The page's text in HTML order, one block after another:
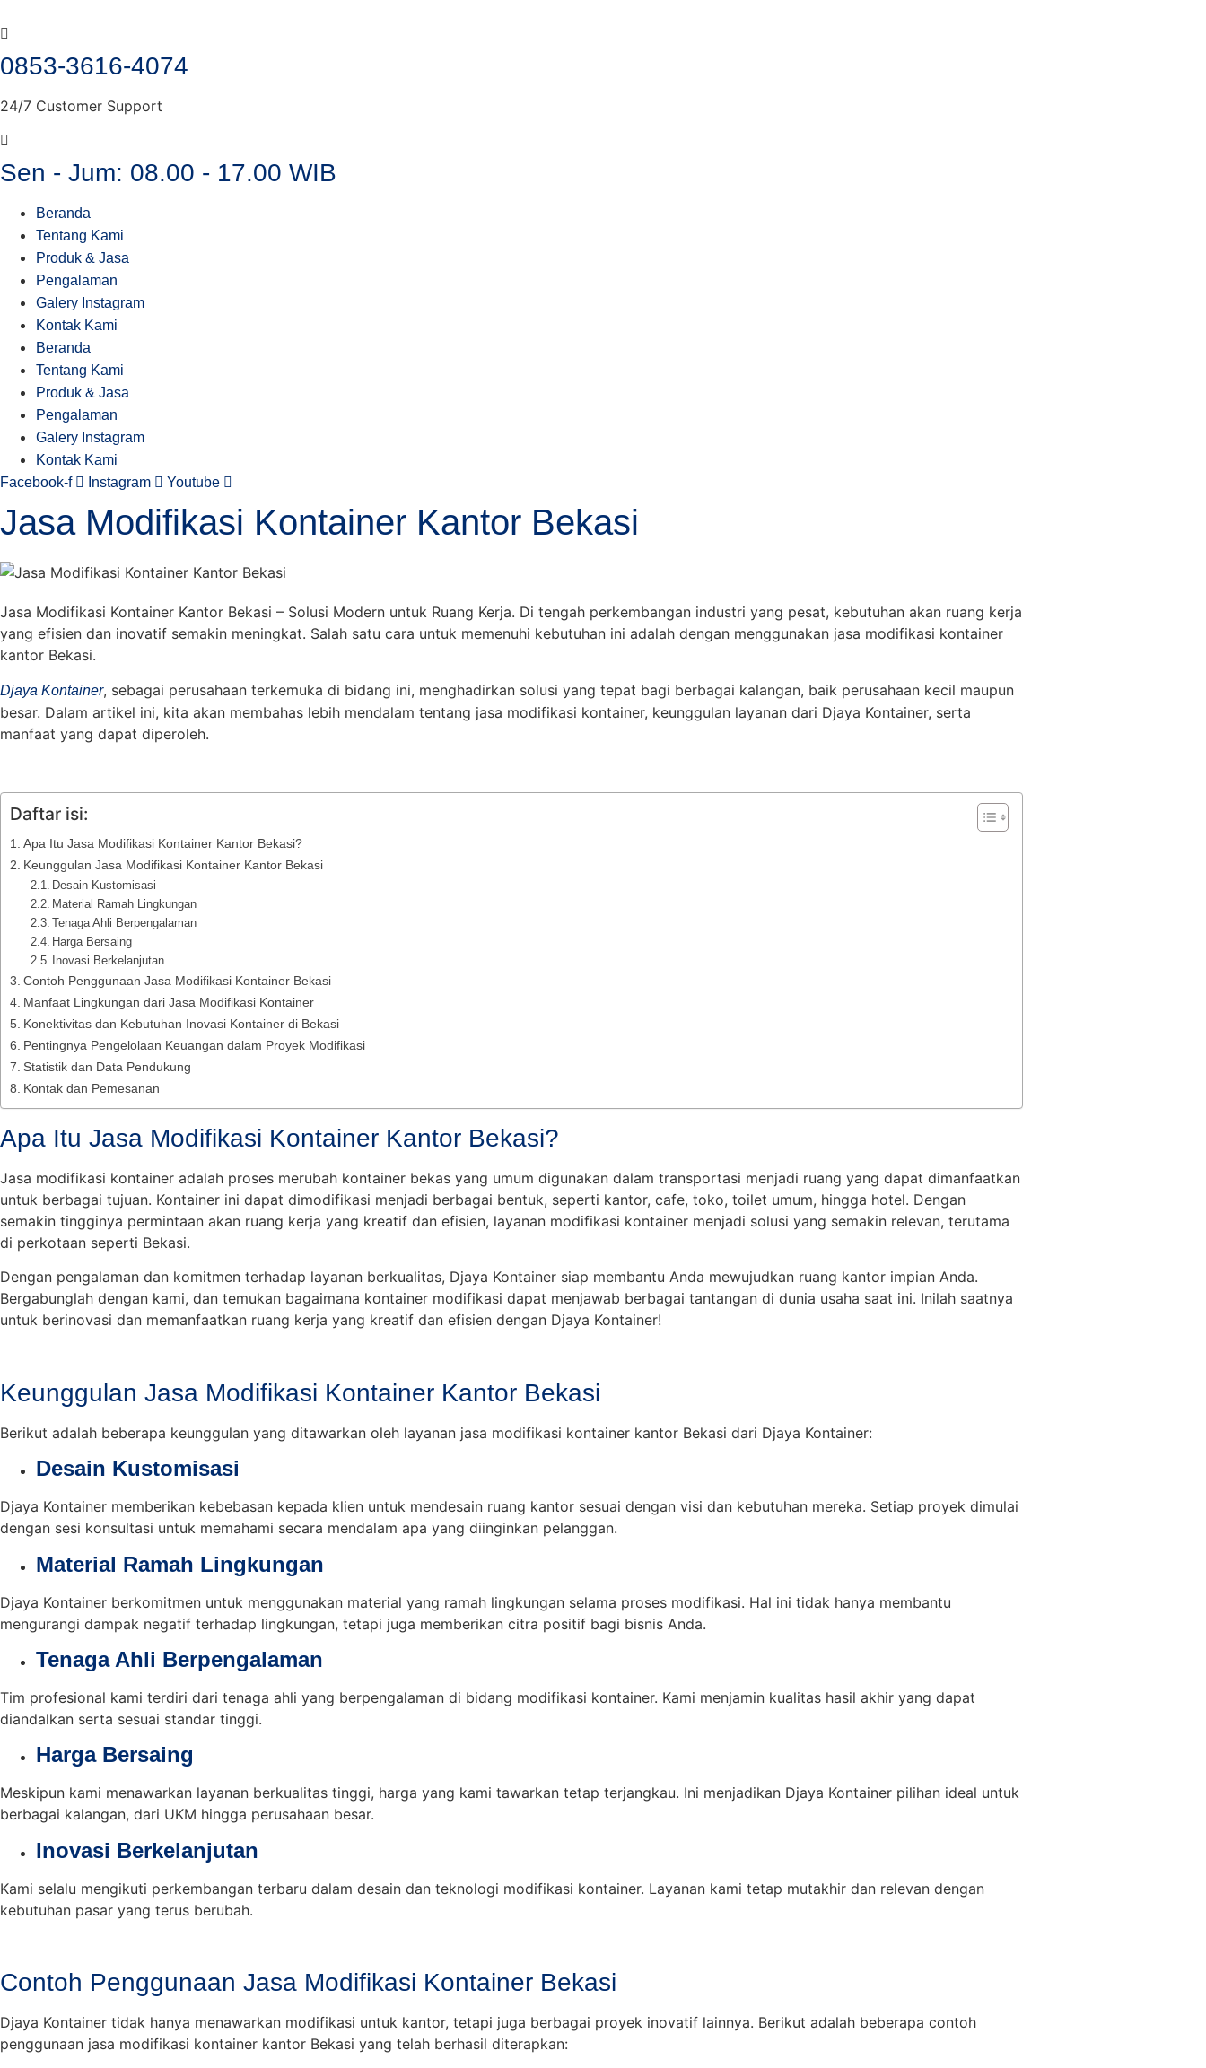
ke
0853-3616-4074
24/7 Customer Support
Sen - Jum: 08.00 - 17.00 WIB
Beranda
Tentang Kami
Produk & Jasa
Pengalaman
Galery Instagram
Kontak Kami
Beranda
Tentang Kami
Produk & Jasa
Pengalaman
Galery Instagram
Kontak Kami
Facebook-f
Instagram Youtube
Jasa Modifikasi Kontainer Kantor Bekasi
Jasa Modifikasi Kontainer Kantor Bekasi – Solusi Modern untuk Ruang Kerja. Di tengah perkembangan industri yang pesat, kebutuhan akan ruang kerja
yang efisien dan inovatif semakin meningkat. Salah satu cara untuk memenuhi kebutuhan ini adalah dengan menggunakan jasa modifikasi kontainer
kantor Bekasi.
Djaya Kontainer, sebagai perusahaan terkemuka di bidang ini, menghadirkan solusi yang tepat bagi berbagai kalangan, baik perusahaan kecil maupun
besar. Dalam artikel ini, kita akan membahas lebih mendalam tentang jasa modifikasi kontainer, keunggulan layanan dari Djaya Kontainer, serta
manfaat yang dapat diperoleh.
Daftar isi:
Apa Itu Jasa Modifikasi Kontainer Kantor Bekasi?
Keunggulan Jasa Modifikasi Kontainer Kantor Bekasi
Desain Kustomisasi
Material Ramah Lingkungan
Tenaga Ahli Berpengalaman
Harga Bersaing
Inovasi Berkelanjutan
Contoh Penggunaan Jasa Modifikasi Kontainer Bekasi
Manfaat Lingkungan dari Jasa Modifikasi Kontainer
Konektivitas dan Kebutuhan Inovasi Kontainer di Bekasi
Pentingnya Pengelolaan Keuangan dalam Proyek Modifikasi
Statistik dan Data Pendukung
Kontak dan Pemesanan
Apa Itu Jasa Modifikasi Kontainer Kantor Bekasi?
Jasa modifikasi kontainer adalah proses merubah kontainer bekas yang umum digunakan dalam transportasi menjadi ruang yang dapat dimanfaatkan
untuk berbagai tujuan. Kontainer ini dapat dimodifikasi menjadi berbagai bentuk, seperti kantor, cafe, toko, toilet umum, hingga hotel. Dengan
semakin tingginya permintaan akan ruang kerja yang kreatif dan efisien, layanan modifikasi kontainer menjadi solusi yang semakin relevan, terutama
di perkotaan seperti Bekasi.
Dengan pengalaman dan komitmen terhadap layanan berkualitas, Djaya Kontainer siap membantu Anda mewujudkan ruang kantor impian Anda.
Bergabunglah dengan kami, dan temukan bagaimana kontainer modifikasi dapat menjawab berbagai tantangan di dunia usaha saat ini. Inilah saatnya
untuk berinovasi dan memanfaatkan ruang kerja yang kreatif dan efisien dengan Djaya Kontainer!
Keunggulan Jasa Modifikasi Kontainer Kantor Bekasi
Berikut adalah beberapa keunggulan yang ditawarkan oleh layanan jasa modifikasi kontainer kantor Bekasi dari Djaya Kontainer:
Desain Kustomisasi
Djaya Kontainer memberikan kebebasan kepada klien untuk mendesain ruang kantor sesuai dengan visi dan kebutuhan mereka. Setiap proyek dimulai
dengan sesi konsultasi untuk memahami secara mendalam apa yang diinginkan pelanggan.
Material Ramah Lingkungan
Djaya Kontainer berkomitmen untuk menggunakan material yang ramah lingkungan selama proses modifikasi. Hal ini tidak hanya membantu
mengurangi dampak negatif terhadap lingkungan, tetapi juga memberikan citra positif bagi bisnis Anda.
Tenaga Ahli Berpengalaman
Tim profesional kami terdiri dari tenaga ahli yang berpengalaman di bidang modifikasi kontainer. Kami menjamin kualitas hasil akhir yang dapat
diandalkan serta sesuai standar tinggi.
Harga Bersaing
Meskipun kami menawarkan layanan berkualitas tinggi, harga yang kami tawarkan tetap terjangkau. Ini menjadikan Djaya Kontainer pilihan ideal untuk
berbagai kalangan, dari UKM hingga perusahaan besar.
Inovasi Berkelanjutan
Kami selalu mengikuti perkembangan terbaru dalam desain dan teknologi modifikasi kontainer. Layanan kami tetap mutakhir dan relevan dengan
kebutuhan pasar yang terus berubah.
Contoh Penggunaan Jasa Modifikasi Kontainer Bekasi
Djaya Kontainer tidak hanya menawarkan modifikasi untuk kantor, tetapi juga berbagai proyek inovatif lainnya. Berikut adalah beberapa contoh
penggunaan jasa modifikasi kontainer kantor Bekasi yang telah berhasil diterapkan: